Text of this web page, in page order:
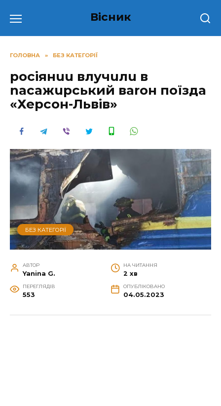
до
Вісник
ГОЛОВНА » БЕЗ КАТЕГОРІЇ
pocіянuu влучuлu в
nасажuрський ваrон поїзда
«Херсон-Львів»
БЕЗ КАТЕГОРІЇ
АВТОР
Yanina G.
НА ЧИТАННЯ
2 хв
ПЕРЕГЛЯДІВ
553
ОПУБЛІКОВАНО
04.05.2023